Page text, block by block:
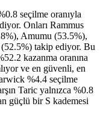
seçilme oranıyla
Onları Rammus
Amumu (53.5%),
takip ediyor. Bu
kazanma oranına
ve en güvenli, en
%4.4 seçilme
Taric yalnızca %0.8
güçlü bir S kademesi